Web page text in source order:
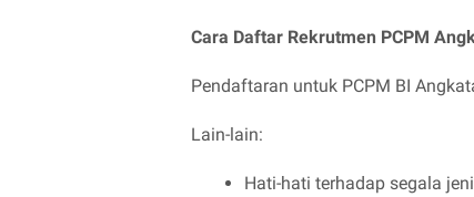
Cara Daftar Rekrutmen PCPM
Pendaftaran untuk PCPM BI
Lain-lain:
Hati-hati terhadap segala